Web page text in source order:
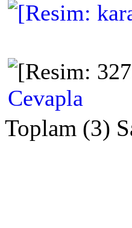
Cevapla
Toplam (3)